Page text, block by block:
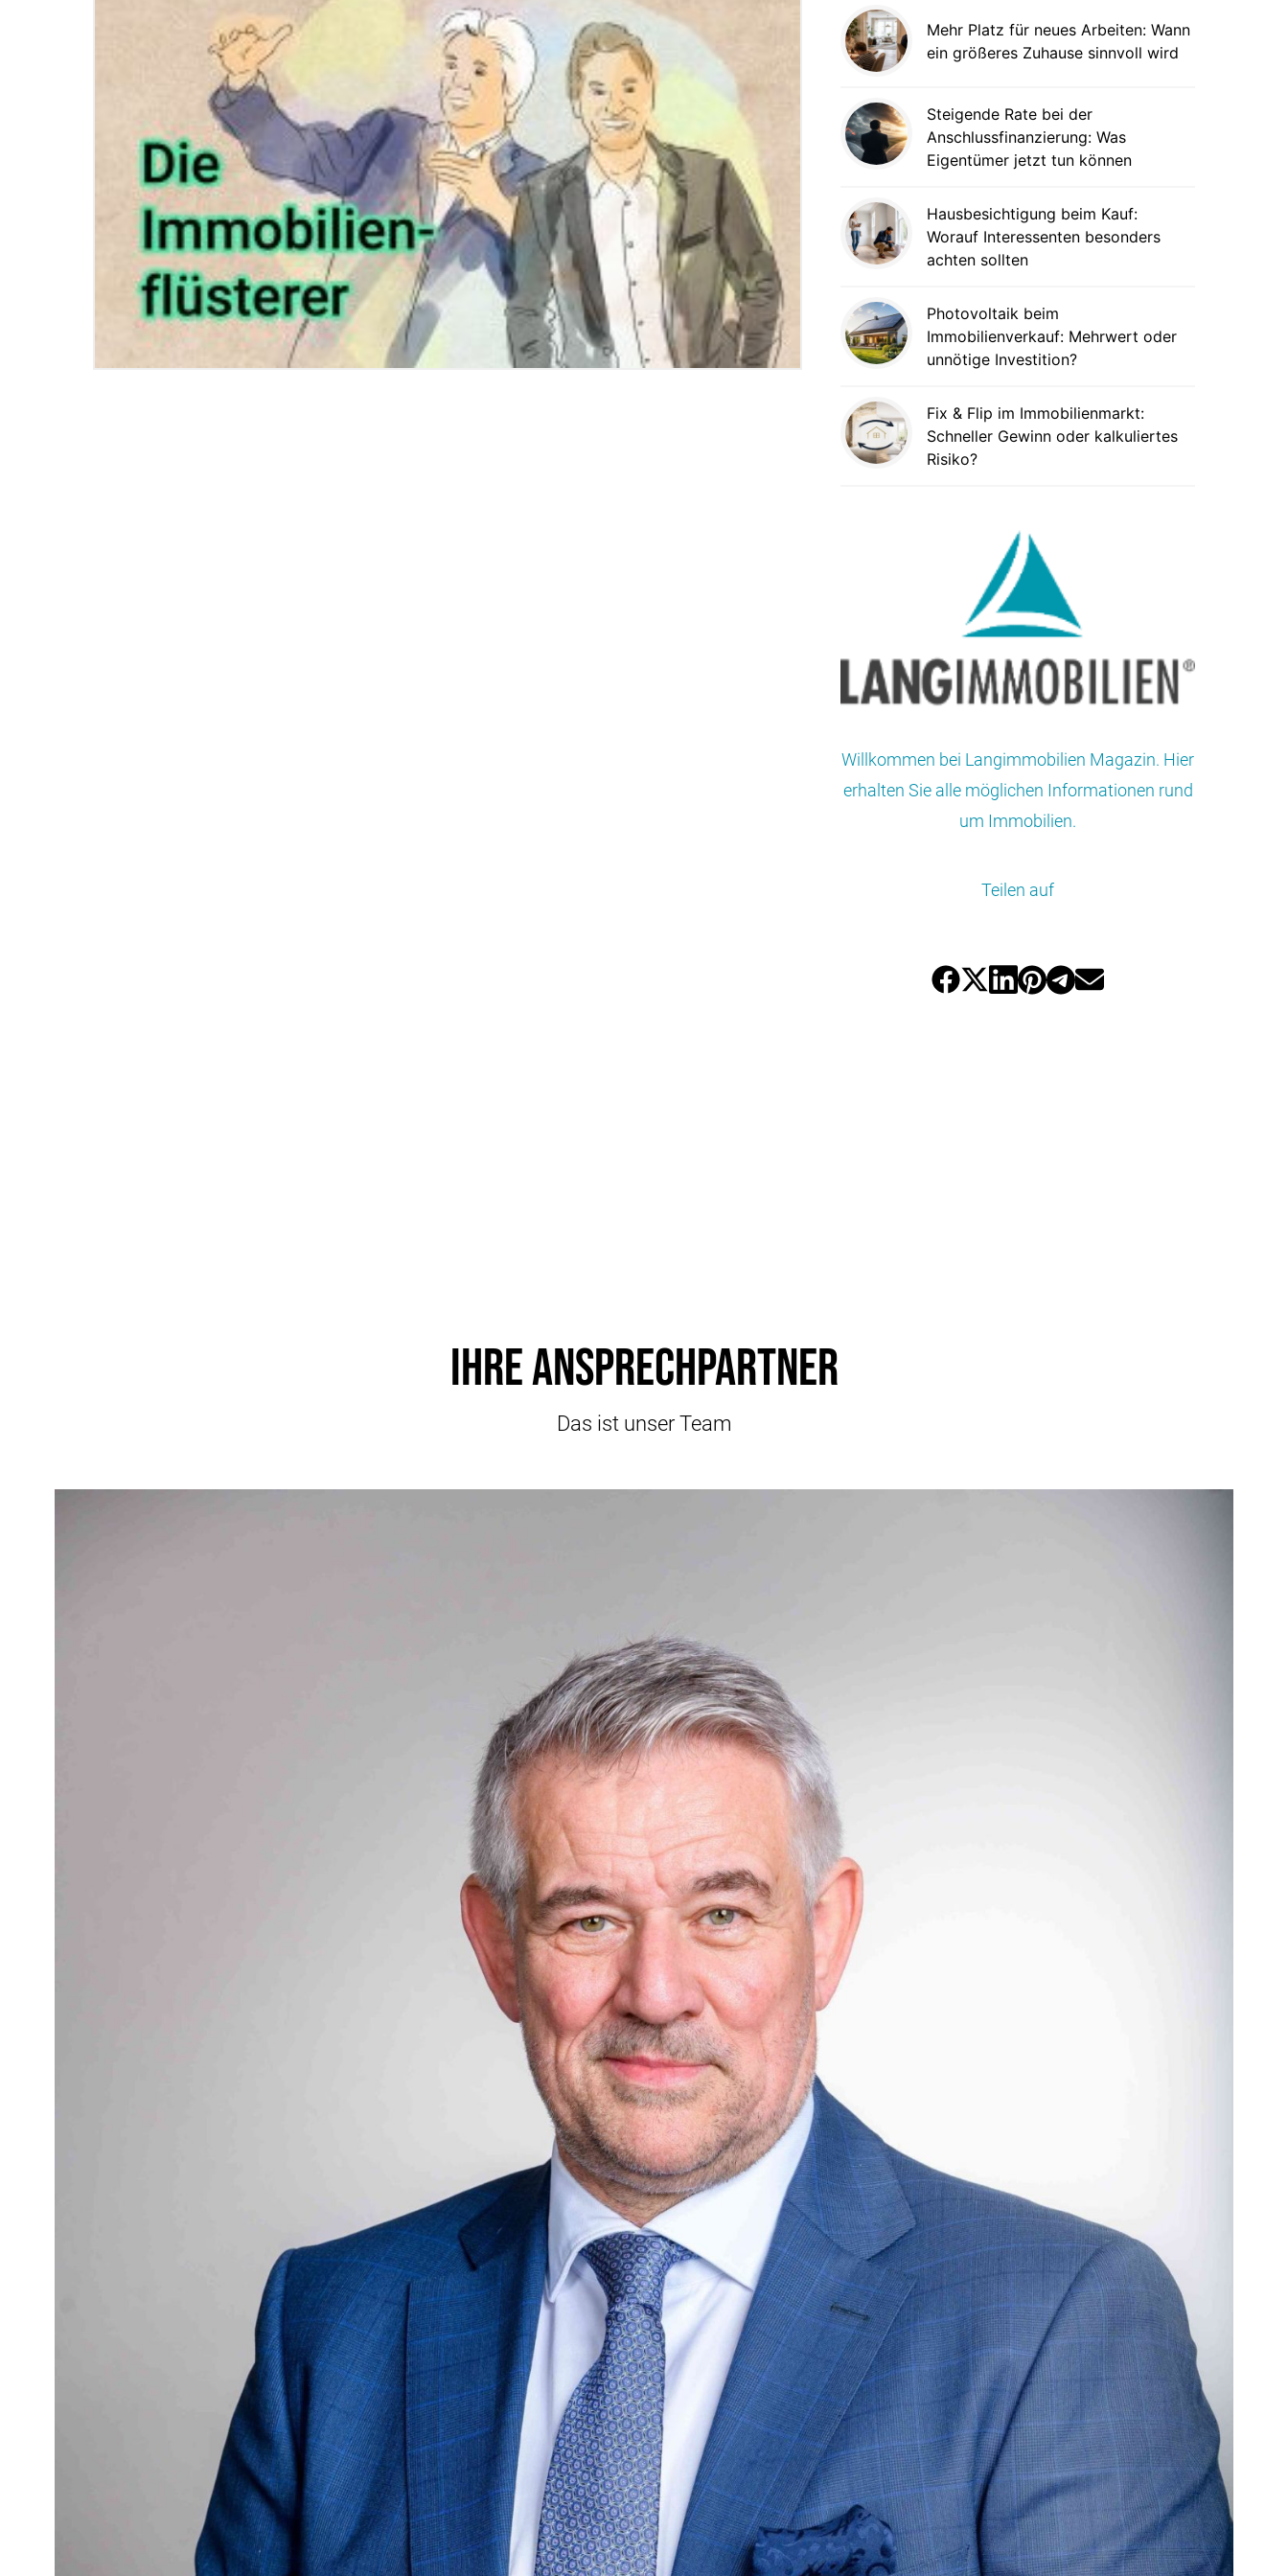
Mehr Platz für neues Arbeiten: Wann
ein größeres Zuhause sinnvoll wird
Steigende Rate bei der
Anschlussfinanzierung: Was
Eigentümer jetzt tun können
Hausbesichtigung beim Kauf:
Worauf Interessenten besonders
achten sollten
Photovoltaik beim
Immobilienverkauf: Mehrwert oder
unnötige Investition?
Fix & Flip im Immobilienmarkt:
Schneller Gewinn oder kalkuliertes
Risiko?
Willkommen bei Langimmobilien Magazin. Hier
erhalten Sie alle möglichen Informationen rund
um Immobilien.
Teilen auf
Ihre Ansprechpartner
Das ist unser Team